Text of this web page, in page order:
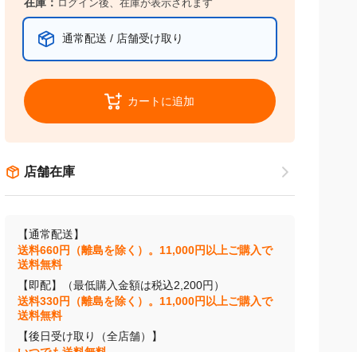
在庫： ログイン後、在庫が表示されます
通常配送 / 店舗受け取り
カートに追加
店舗在庫
【通常配送】
送料660円（離島を除く）。11,000円以上ご購入で
送料無料
【即配】（最低購入金額は税込2,200円）
送料330円（離島を除く）。11,000円以上ご購入で
送料無料